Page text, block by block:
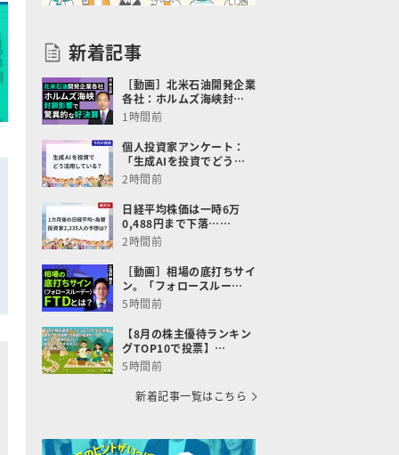
新着記事
［動画］北米石油開発企業
各社：ホルムズ海峡封…
1時間前
個人投資家アンケート：
「生成AIを投資でどう…
2時間前
日経平均株価は一時6万
0,488円まで下落……
2時間前
［動画］相場の底打ちサイ
ン。「フォロースルー…
5時間前
【8月の株主優待ランキン
グTOP10で投票】…
5時間前
新着記事一覧はこちら